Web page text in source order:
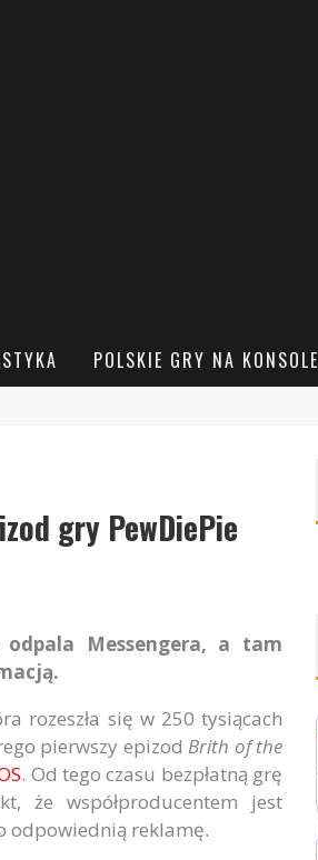
POLSKIE GRY NA KONSOLE
gry PewDiePie
odpala Messengera, a tam
rozeszła się w 250 tysiącach
pierwszy epizod Brith of the
. Od tego czasu bezpłatną grę
że współproducentem jest
odpowiednią reklamę.